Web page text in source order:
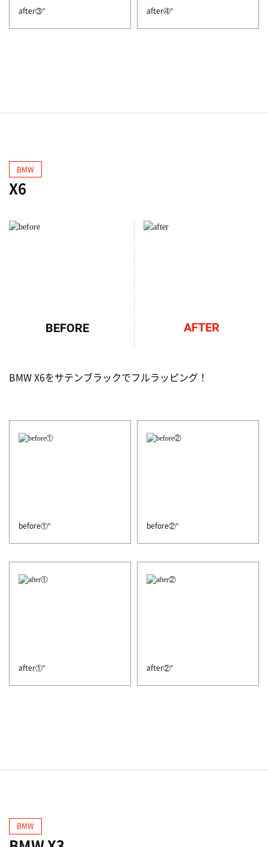
after③" after④"
BMW
X6
BEFORE AFTER
BMW X6をサテンブラックでフルラッピング！
before①" before②"
after①" after②"
BMW